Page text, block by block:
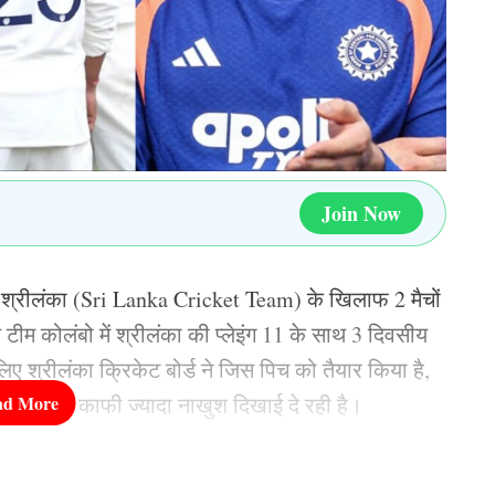
ब्रेविस, क्विंटन डी कॉक, टोनी डी जोरजी, डोनोवन
डेविड मिलर, लुंगी एनगिडी, एनरिक नॉर्टजे, ट्रिस्टन
हारी भारतीय टीम, जितेश शर्मा और सुनील जोशी
Team
रहे हैं। उन्होंने अपनी...
Join Now
(Sri Lanka Cricket Team) के खिलाफ 2 मैचों
कोलंबो में श्रीलंका की प्लेइंग 11 के साथ 3 दिवसीय
क्रिकेट बोर्ड ने जिस पिच को तैयार किया है,
टीम काफी ज्यादा नाखुश दिखाई दे रही है।